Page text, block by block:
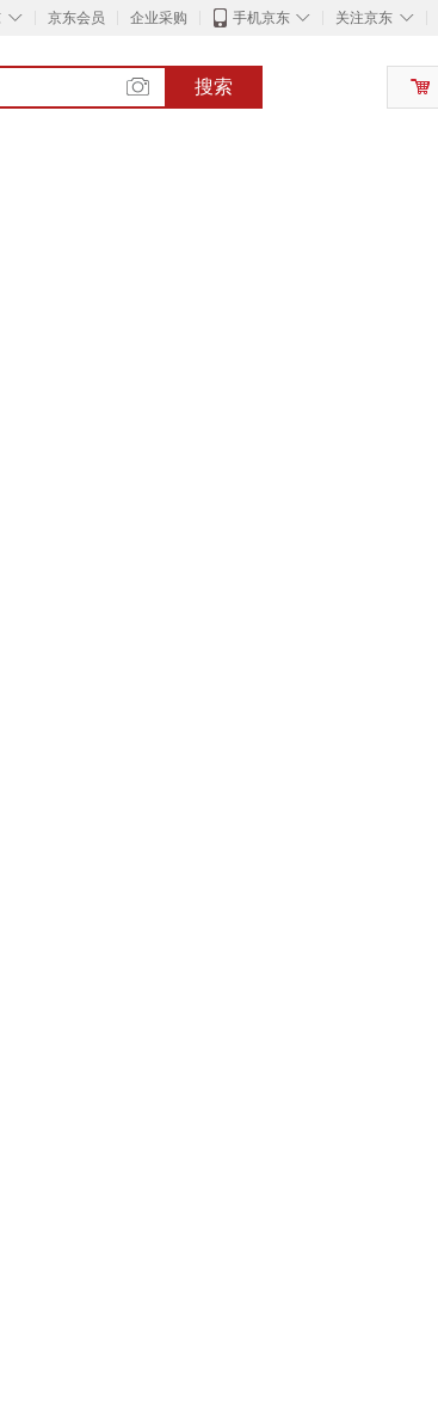
◇ 京东会员 企业采购 ◇
手机京东 ◇
关注京东
搜索